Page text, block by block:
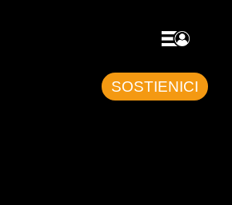
SOSTIENICI